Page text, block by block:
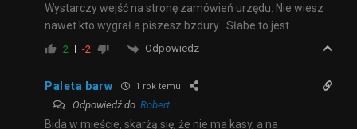
Wystarczy wejść na stronę zamówień urzędu. Nie wiesz
nawet kto wygrał a piszesz bzdury . Słabe to jest
2 -2 Odpowiedz
Paleta barw 1 rok temu
Odpowiedź do Robert
Bida w mieście, skarżą się, że nie ma kasy, a na